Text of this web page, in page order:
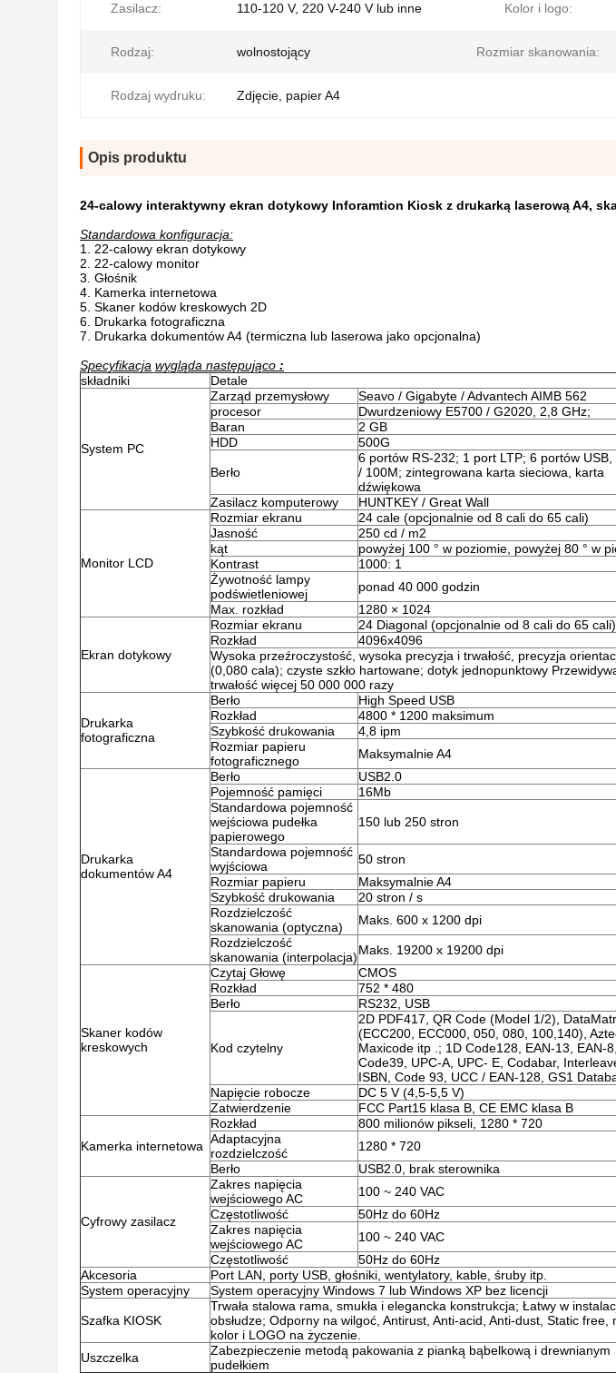
Zasilacz: 110-120 V, 220 V-240 V lub inne Kolor i logo:
Rodzaj: wolnostojący Rozmiar skanowania:
Rodzaj wydruku: Zdjęcie, papier A4
Opis produktu
24-calowy interaktywny ekran dotykowy Inforamtion Kiosk z drukarką laserową A4,
Standardowa konfiguracja:
22-calowy ekran dotykowy
22-calowy monitor
Głośnik
Kamerka internetowa
Skaner kodów kreskowych 2D
Drukarka fotograficzna
Drukarka dokumentów A4 (termiczna lub laserowa jako opcjonalna)
Specyfikacja wygląda następująco :
składniki
Detale
System PC
Zarząd przemysłowy
Seavo / Gigabyte / Advantech AIMB 562
procesor
Dwurdzeniowy E5700 / G2020, 2,8 GHz;
Baran
2 GB
HDD
500G
Berło
6 portów RS-232; 1 port LTP; 6 portów
/ 100M; zintegrowana karta sieciowa, karta
dźwiękowa
Zasilacz komputerowy
HUNTKEY / Great Wall
Monitor LCD
Rozmiar ekranu
24 cale (opcjonalnie od 8 cali do 65 cali)
Jasność
250 cd / m2
kąt
powyżej 100 ° w poziomie, powyżej 80 ° w
Kontrast
1000: 1
Żywotność lampy
podświetleniowej
ponad 40 000 godzin
Max. rozkład
1280 × 1024
Ekran dotykowy
Rozmiar ekranu
24 Diagonal (opcjonalnie od 8 cali do 65 cali)
Rozkład
4096x4096
Wysoka przeźroczystość, wysoka precyzja i trwałość, precyzja
(0,080 cala); czyste szkło hartowane; dotyk jednopunktowy
trwałość więcej 50 000 000 razy
Drukarka
fotograficzna
Berło
High Speed ​​USB
Rozkład
4800 * 1200 maksimum
Szybkość drukowania
4,8 ipm
Rozmiar papieru
fotograficznego
Maksymalnie A4
Drukarka
dokumentów A4
Berło
USB2.0
Pojemność pamięci
16Mb
Standardowa pojemność
wejściowa pudełka
papierowego
150 lub 250 stron
Standardowa pojemność
wyjściowa
50 stron
Rozmiar papieru
Maksymalnie A4
Szybkość drukowania
20 stron / s
Rozdzielczość
skanowania (optyczna)
Maks. 600 x 1200 dpi
Rozdzielczość
skanowania (interpolacja)Maks. 19200 x 19200 dpi
Skaner kodów
kreskowych
Czytaj Głowę
CMOS
Rozkład
752 * 480
Berło
RS232, USB
Kod czytelny
2D PDF417, QR Code (Model 1/2),
(ECC200, ECC000, 050, 080, 100,140),
Maxicode itp .; 1D Code128, EAN-13, EAN-8,
Code39, UPC-A, UPC- E, Codabar,
ISBN, Code 93, UCC / EAN-128, GS1
Napięcie robocze
DC 5 V (4,5-5,5 V)
Zatwierdzenie
FCC Part15 klasa B, CE EMC klasa B
Kamerka internetowa
Rozkład
800 milionów pikseli, 1280 * 720
Adaptacyjna
rozdzielczość
1280 * 720
Berło
USB2.0, brak sterownika
Cyfrowy zasilacz
Zakres napięcia
wejściowego AC
100 ~ 240 VAC
Częstotliwość
50Hz do 60Hz
Zakres napięcia
wejściowego AC
100 ~ 240 VAC
Częstotliwość
50Hz do 60Hz
Akcesoria
Port LAN, porty USB, głośniki, wentylatory, kable, śruby itp.
System operacyjny
System operacyjny Windows 7 lub Windows XP bez licencji
Szafka KIOSK
Trwała stalowa rama, smukła i elegancka konstrukcja; Łatwy w
obsłudze; Odporny na wilgoć, Antirust, Anti-acid, Anti-dust, Static free,
kolor i LOGO na życzenie.
Uszczelka
Zabezpieczenie metodą pakowania z pianką bąbelkową i drewnianym
pudełkiem